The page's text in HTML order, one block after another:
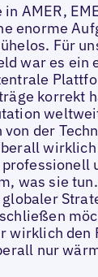
AMER,
enorme
Für
war es ein
korrekt
von der
was sie
wirklich den
nur